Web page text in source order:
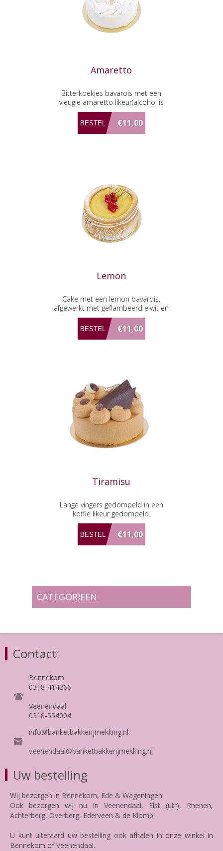
Amaretto
Bitterkoekjes bavarois met een
vleugje amaretto likeur(alcohol is
vervlogen).
€11,00
Lemon
Cake met een lemon bavarois,
afgewerkt met geflambeerd eiwit en
lemon curt
€11,00
Tiramisu
Lange vingers gedompeld in een
koffie likeur gedompeld.
€11,00
CATEGORIEEN
Contact
Bennekom
0318-414266
Veenendaal
0318-554004
info@banketbakkerijmekking.nl
veenendaal@banketbakkerijmekking.nl
Uw bestelling
Wij bezorgen in Bennekom, Ede & Wageningen
Ook bezorgen wij nu in Veenendaal, Elst (utr), Rhenen,
Achterberg, Overberg, Ederveen & de Klomp.
U kunt uiteraard uw bestelling ook afhalen in onze winkel in
Bennekom of Veenendaal.